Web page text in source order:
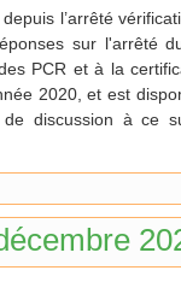
l’arrêté
sur l'arrêté
PCR et à la
2020, et est
discussion à ce